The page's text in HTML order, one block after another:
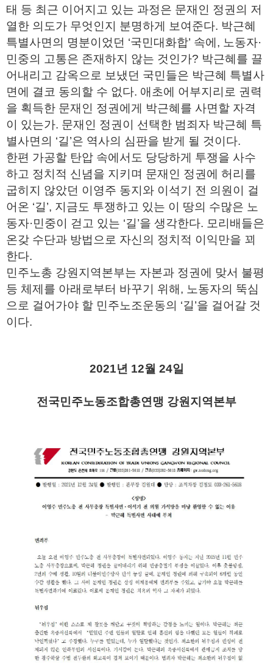
태 등 최근 이어지고 있는 과정은 문재인 정권의 저
열한 의도가 무엇인지 분명하게 보여준다. 박근혜
특별사면의 명분이었던 ‘국민대화합’ 속에, 노동자·
민중의 고통은 존재하지 않는 것인가? 박근혜를 끌
어내리고 감옥으로 보냈던 국민들은 박근혜 특별사
면에 결코 동의할 수 없다. 애초에 어부지리로 권력
을 획득한 문재인 정권에게 박근혜를 사면할 자격
이 있는가. 문재인 정권이 선택한 범죄자 박근혜 특
별사면의 ‘길’은 역사의 심판을 받게 될 것이다.
한편 가공할 탄압 속에서도 당당하게 투쟁을 사수
하고 정치적 신념을 지키며 문재인 정권에 허리를
굽히지 않았던 이영주 동지와 이석기 전 의원이 걸
어온 ‘길’, 지금도 투쟁하고 있는 이 땅의 수많은 노
동자·민중이 걷고 있는 ‘길’을 생각한다. 모리배들은
온갖 수단과 방법으로 자신의 정치적 이익만을 꾀
한다.
민주노총 강원지역본부는 자본과 정권에 맞서 불평
등 체제를 아래로부터 바꾸기 위해, 노동자의 뚝심
으로 걸어가야 할 민주노조운동의 ‘길’을 걸어갈 것
이다.
2021년 12월 24일
전국민주노동조합총연맹 강원지역본부